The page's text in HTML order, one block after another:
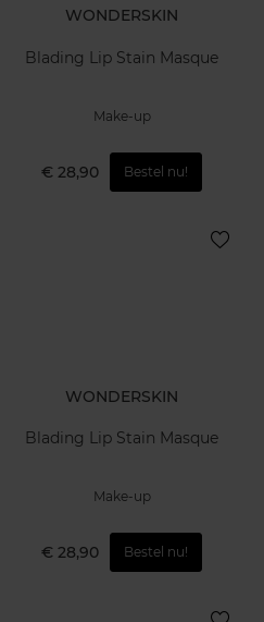
WONDERSKIN
Blading Lip Stain Masque
Make-up
€ 28,90 Bestel nu!
WONDERSKIN
Blading Lip Stain Masque
Make-up
€ 28,90 Bestel nu!